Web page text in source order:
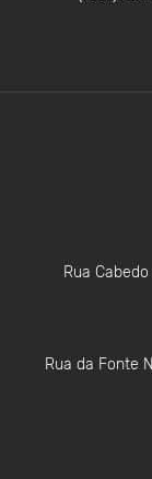
Rua
Rua da Fonte